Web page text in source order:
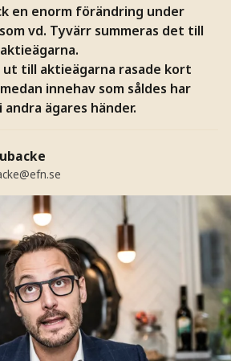
en enorm förändring under
vd. Tyvärr summeras det till
ut till aktieägarna rasade kort
innehav som såldes har
ägares händer.